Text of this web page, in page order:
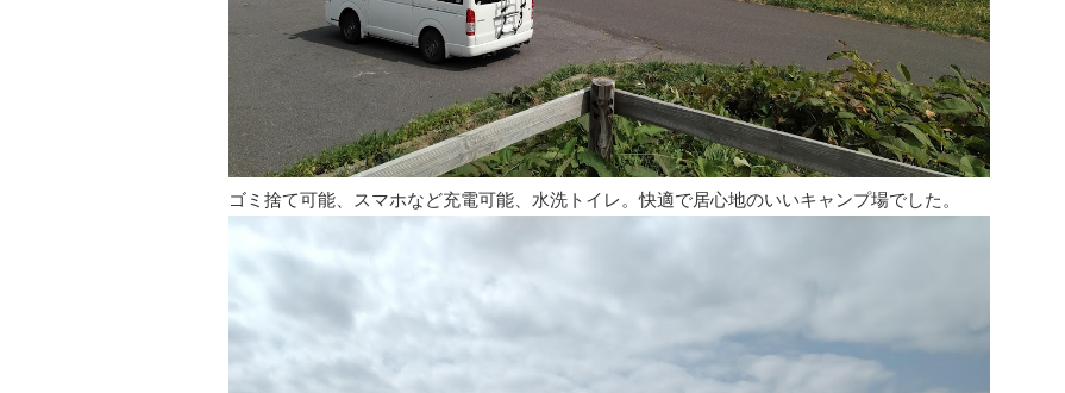
ゴミ捨て可能、スマホなど充電可能、水洗トイレ。快適で居心地のいいキャンプ場でした。